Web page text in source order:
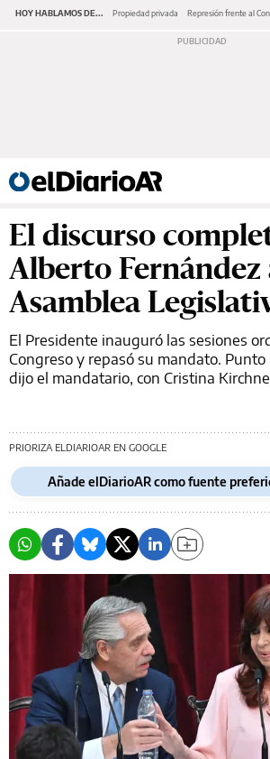
HOY HABLAMOS DE... Propiedad privada Represión frente al
El discurso
Alberto Fernández
Asamblea
El Presidente inauguró las sesiones
Congreso y repasó su mandato.
dijo el mandatario, con Cristina
PRIORIZA ELDIARIOAR EN GOOGLE
Añade elDiarioAR como fuente